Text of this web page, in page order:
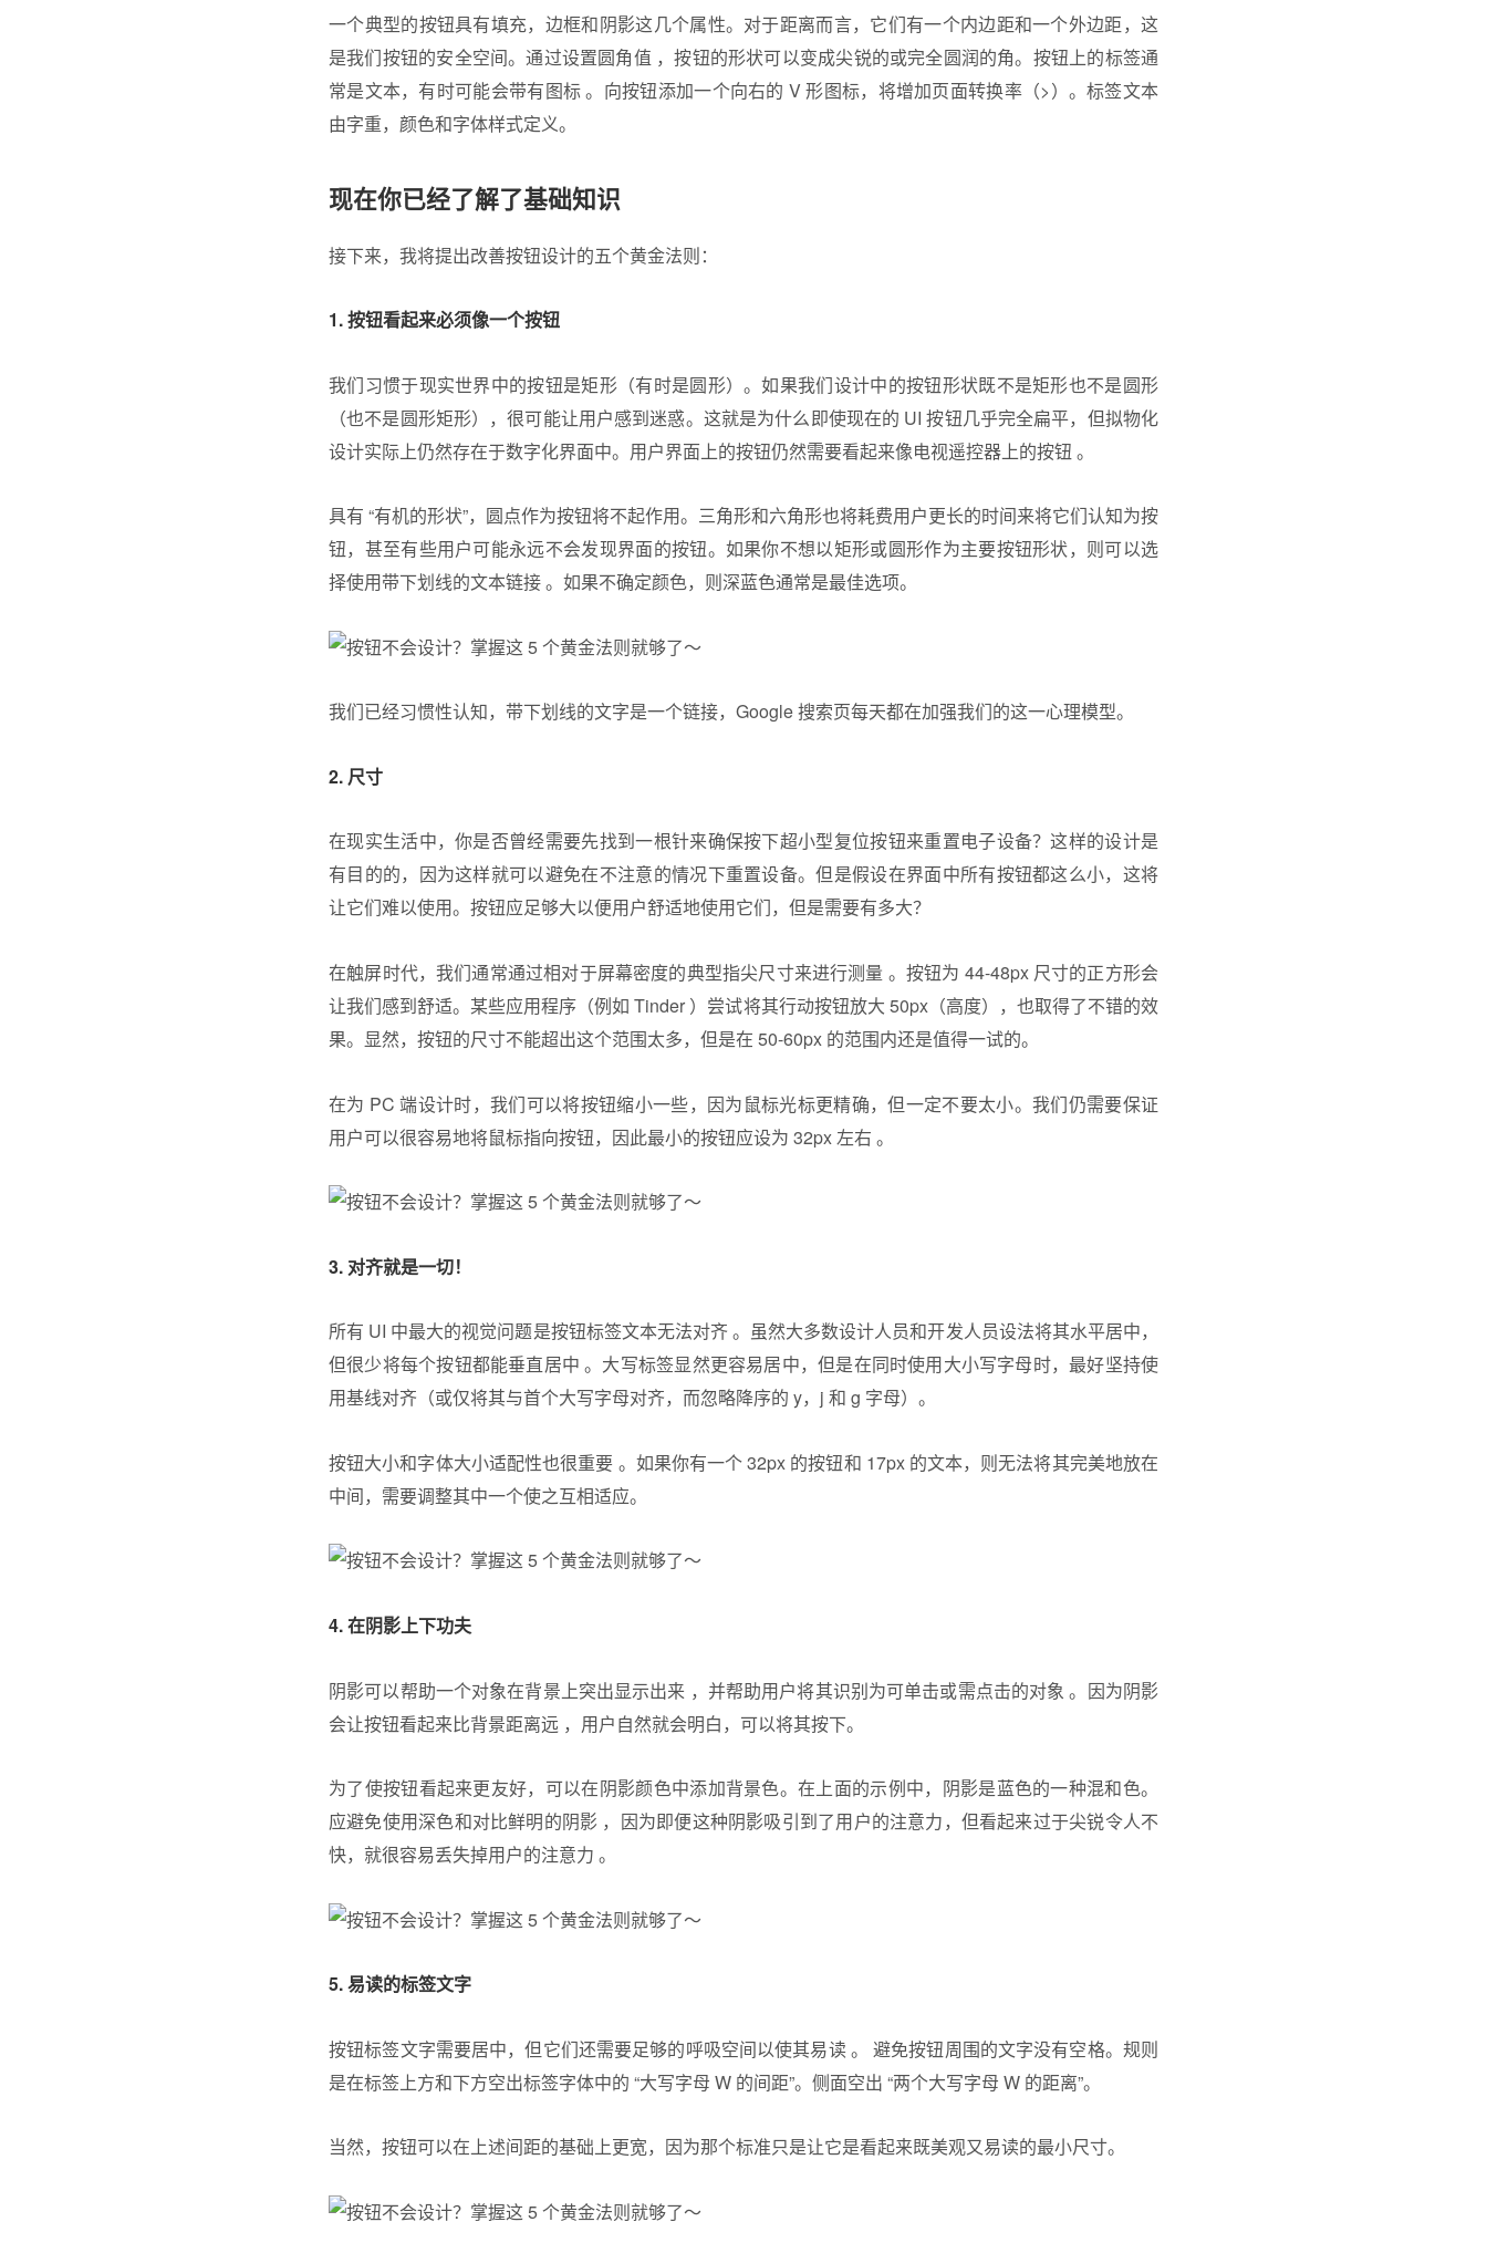
一个典型的按钮具有填充，边框和阴影这几个属性。对于距离而言，它们有一个内边距和一个外边距，这
是我们按钮的安全空间。通过设置圆角值 ，按钮的形状可以变成尖锐的或完全圆润的角。按钮上的标签通
常是文本，有时可能会带有图标 。向按钮添加一个向右的 V 形图标，将增加页面转换率（>）。标签文本
由字重，颜色和字体样式定义。
现在你已经了解了基础知识
接下来，我将提出改善按钮设计的五个黄金法则：
1. 按钮看起来必须像一个按钮
我们习惯于现实世界中的按钮是矩形（有时是圆形）。如果我们设计中的按钮形状既不是矩形也不是圆形
（也不是圆形矩形），很可能让用户感到迷惑。这就是为什么即使现在的 UI 按钮几乎完全扁平，但拟物化
设计实际上仍然存在于数字化界面中。用户界面上的按钮仍然需要看起来像电视遥控器上的按钮 。
具有 “有机的形状”，圆点作为按钮将不起作用。三角形和六角形也将耗费用户更长的时间来将它们认知为按
钮，甚至有些用户可能永远不会发现界面的按钮。如果你不想以矩形或圆形作为主要按钮形状，则可以选
择使用带下划线的文本链接 。如果不确定颜色，则深蓝色通常是最佳选项。
我们已经习惯性认知，带下划线的文字是一个链接，Google 搜索页每天都在加强我们的这一心理模型。
2. 尺寸
在现实生活中，你是否曾经需要先找到一根针来确保按下超小型复位按钮来重置电子设备？这样的设计是
有目的的，因为这样就可以避免在不注意的情况下重置设备。但是假设在界面中所有按钮都这么小，这将
让它们难以使用。按钮应足够大以便用户舒适地使用它们，但是需要有多大？
在触屏时代，我们通常通过相对于屏幕密度的典型指尖尺寸来进行测量 。按钮为 44-48px 尺寸的正方形会
让我们感到舒适。某些应用程序（例如 Tinder ）尝试将其行动按钮放大 50px（高度），也取得了不错的效
果。显然，按钮的尺寸不能超出这个范围太多，但是在 50-60px 的范围内还是值得一试的。
在为 PC 端设计时，我们可以将按钮缩小一些，因为鼠标光标更精确，但一定不要太小。我们仍需要保证
用户可以很容易地将鼠标指向按钮，因此最小的按钮应设为 32px 左右 。
3. 对齐就是一切！
所有 UI 中最大的视觉问题是按钮标签文本无法对齐 。虽然大多数设计人员和开发人员设法将其水平居中，
但很少将每个按钮都能垂直居中 。大写标签显然更容易居中，但是在同时使用大小写字母时，最好坚持使
用基线对齐（或仅将其与首个大写字母对齐，而忽略降序的 y，j 和 g 字母）。
按钮大小和字体大小适配性也很重要 。如果你有一个 32px 的按钮和 17px 的文本，则无法将其完美地放在
中间，需要调整其中一个使之互相适应。
4. 在阴影上下功夫
阴影可以帮助一个对象在背景上突出显示出来 ，并帮助用户将其识别为可单击或需点击的对象 。因为阴影
会让按钮看起来比背景距离远 ，用户自然就会明白，可以将其按下。
为了使按钮看起来更友好，可以在阴影颜色中添加背景色。在上面的示例中，阴影是蓝色的一种混和色。
应避免使用深色和对比鲜明的阴影 ，因为即便这种阴影吸引到了用户的注意力，但看起来过于尖锐令人不
快，就很容易丢失掉用户的注意力 。
5. 易读的标签文字
按钮标签文字需要居中，但它们还需要足够的呼吸空间以使其易读 。 避免按钮周围的文字没有空格。规则
是在标签上方和下方空出标签字体中的 “大写字母 W 的间距”。侧面空出 “两个大写字母 W 的距离”。
当然，按钮可以在上述间距的基础上更宽，因为那个标准只是让它是看起来既美观又易读的最小尺寸。